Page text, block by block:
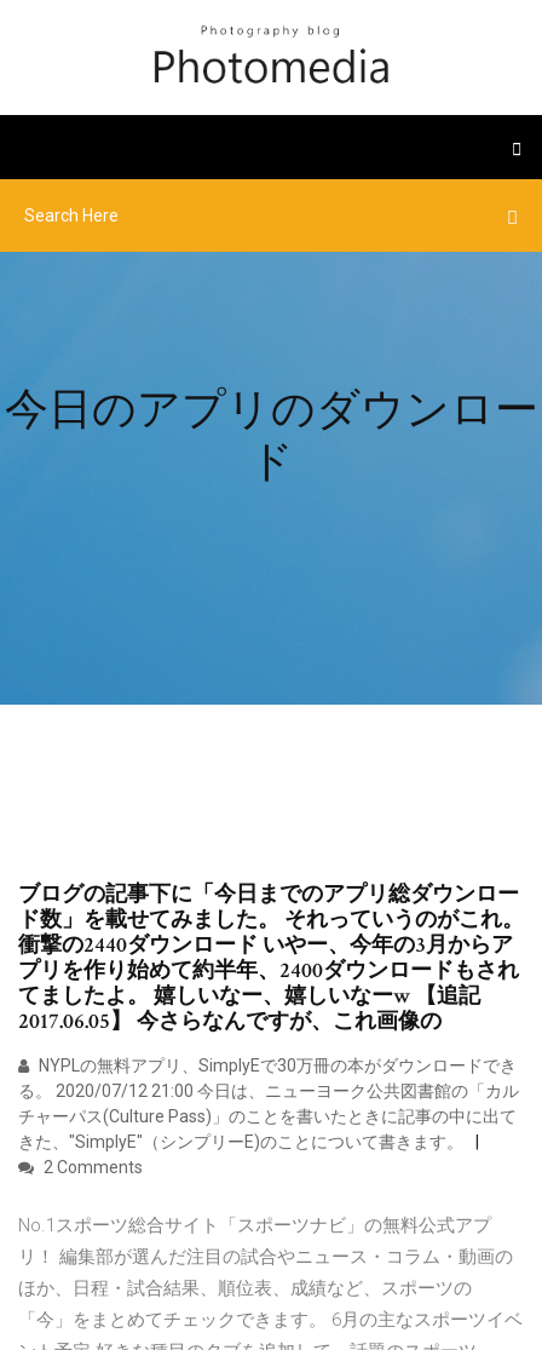
今日のアプリのダウンロー
ド
ブログの記事下に「今日までのアプリ総ダウンロー
ド数」を載せてみました。 それっていうのがこれ。
衝撃の2440ダウンロード いやー、今年の3月からア
プリを作り始めて約半年、2400ダウンロードもされ
てましたよ。 嬉しいなー、嬉しいなーw 【追記
2017.06.05】 今さらなんですが、これ画像の
NYPLの無料アプリ、SimplyEで30万冊の本がダウンロードでき
る。 2020/07/12 21:00 今日は、ニューヨーク公共図書館の「カル
チャーパス(Culture Pass)」のことを書いたときに記事の中に出て
きた、"SimplyE"（シンプリーE)のことについて書きます。
2 Comments
No.1スポーツ総合サイト「スポーツナビ」の無料公式アプ
リ！ 編集部が選んだ注目の試合やニュース・コラム・動画の
ほか、日程・試合結果、順位表、成績など、スポーツの
「今」をまとめてチェックできます。 6月の主なスポーツイベ